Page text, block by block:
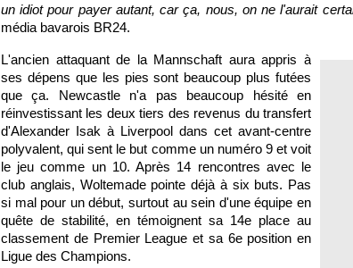
un idiot pour payer autant, car ça, nous, on ne l'aurait
média bavarois BR24.
L'ancien attaquant de la Mannschaft aura appris à
ses dépens que les pies sont beaucoup plus futées
que ça. Newcastle n'a pas beaucoup hésité en
réinvestissant les deux tiers des revenus du transfert
d'Alexander Isak à Liverpool dans cet avant-centre
polyvalent, qui sent le but comme un numéro 9 et voit
le jeu comme un 10. Après 14 rencontres avec le
club anglais, Woltemade pointe déjà à six buts. Pas
si mal pour un début, surtout au sein d'une équipe en
quête de stabilité, en témoignent sa 14e place au
classement de Premier League et sa 6e position en
Ligue des Champions.